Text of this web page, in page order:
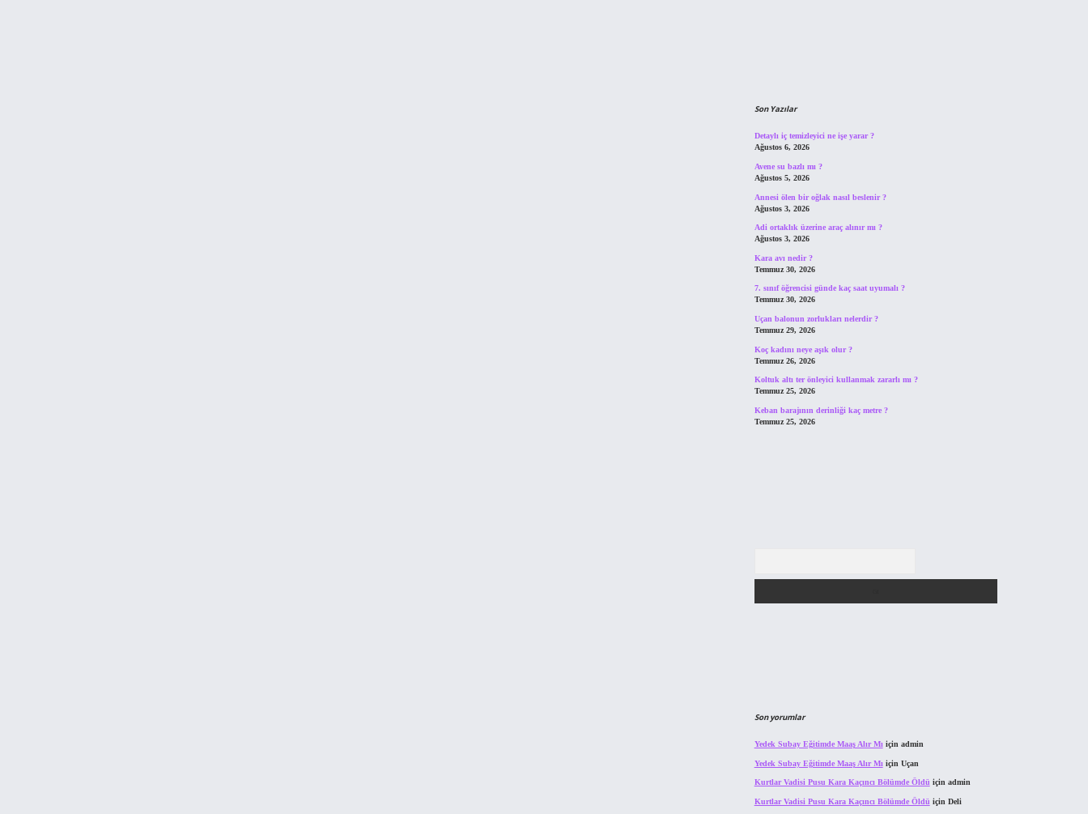
Son Yazılar
Detaylı iç temizleyici ne işe yarar ?
Ağustos 6, 2026
Avene su bazlı mı ?
Ağustos 5, 2026
Annesi ölen bir oğlak nasıl beslenir ?
Ağustos 3, 2026
Adi ortaklık üzerine araç alınır mı ?
Ağustos 3, 2026
Kara avı nedir ?
Temmuz 30, 2026
7. sınıf öğrencisi günde kaç saat uyumalı ?
Temmuz 30, 2026
Uçan balonun zorlukları nelerdir ?
Temmuz 29, 2026
Koç kadını neye aşık olur ?
Temmuz 26, 2026
Koltuk altı ter önleyici kullanmak zararlı mı ?
Temmuz 25, 2026
Keban barajının derinliği kaç metre ?
Temmuz 25, 2026
Son yorumlar
Yedek Subay Eğitimde Maaş Alır Mı için admin
Yedek Subay Eğitimde Maaş Alır Mı için Uçan
Kurtlar Vadisi Pusu Kara Kaçıncı Bölümde Öldü için admin
Kurtlar Vadisi Pusu Kara Kaçıncı Bölümde Öldü için Deli